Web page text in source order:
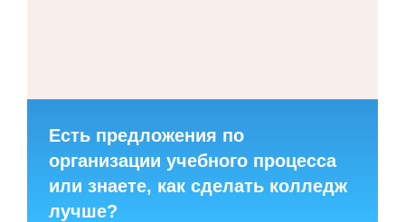
Есть предложения по
организации учебного процесса
или знаете, как сделать колледж
лучше?